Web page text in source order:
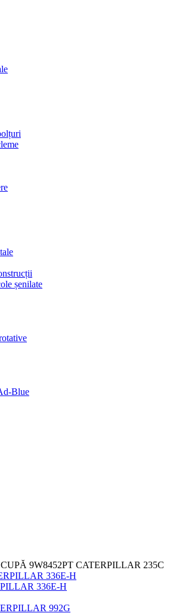
șenilate
Blue
9W8452PT CATERPILLAR 235C
336E-H